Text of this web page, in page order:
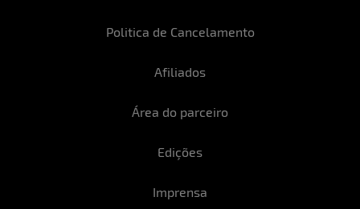
Politica de Cancelamento
Afiliados
Área do parceiro
Edições
Imprensa